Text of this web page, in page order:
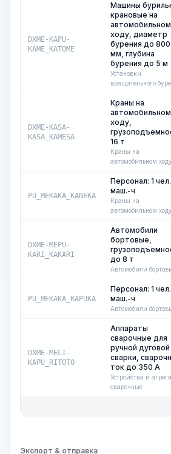
DXME-KAPU-
KAME_KATOME
Машины
крановые на
автомобильном
ходу, диаметр
бурения до 800
мм, глубина
бурения до 5 м
Установки
вращательного
DXME-KASA-
KASA_KAMESA
Краны на
автомобильном
ходу,
16 т
Краны на
автомобильном ходу
PU_MEKAKA_KANEKA
Персонал: 1
маш.-ч
Краны на
автомобильном ходу
DXME-MEPU-
KARI_KAKARI
Автомобили
бортовые,
до 8 т
Автомобили
PU_MEKAKA_KAPUKA
Персонал: 1
маш.-ч
Автомобили
DXME-MELI-
KAPU_RITOTO
Аппараты
сварочные для
ручной дуговой
сварки,
ток до 350 А
Устройства и
сварочные
Экспорт & отправка